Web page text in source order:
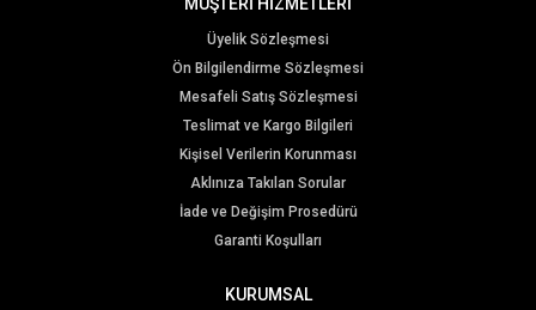
Üyelik Sözleşmesi
Ön Bilgilendirme Sözleşmesi
Mesafeli Satış Sözleşmesi
Teslimat ve Kargo Bilgileri
Kişisel Verilerin Korunması
Aklınıza Takılan Sorular
İade ve Değişim Prosedürü
Garanti Koşulları
KURUMSAL